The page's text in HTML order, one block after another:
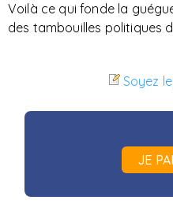
Voilà ce qui fonde la
des tambouilles politiques
Soyez
JE